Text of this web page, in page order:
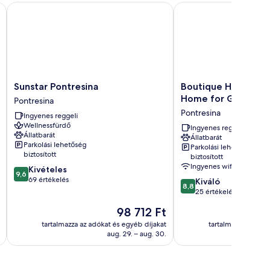
Sunstar
Pontresina
Pontresina
Sunstar Pontresina
Pontresina
Ingyenes reggeli
Wellnessfürdő
Állatbarát
Parkolási lehetőség
biztosított
9.6
ennyiből:
értékelés
9,6 Kivételes
69 értékelés
Az
ár
98 712 Ft
98 712 Ft
tartalmazza az adókat és egyéb díjakat
aug. 29. – aug. 30.
Sunstar Pontresina
Boutique
Hotel
–
A
Home
for
Generation
Pontresina
Boutique Hotel
Home for
Pontresina
Ingyenes reggeli
Állatbarát
Parkolási lehetőség
biztosított
Ingyenes wifi
8.8
ennyiből:
8,8 Kiváló
25 értékelés
tartalmazza az
Boutique Hotel